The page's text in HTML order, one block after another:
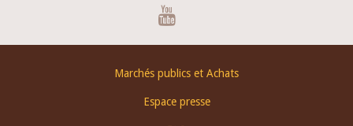
Marchés publics et Achats
Espace presse